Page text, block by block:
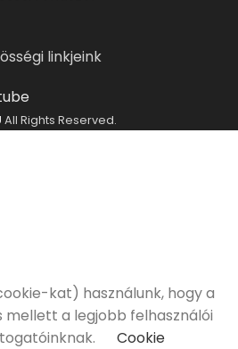
linkjeink
All Rights Reserved.
kat) használunk, hogy a
mellett a legjobb felhasználói
Cookie